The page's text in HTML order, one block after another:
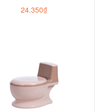
24.350₫